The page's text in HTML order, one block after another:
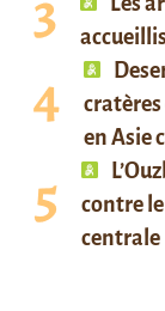
cratères
en Asie
contre
centrale